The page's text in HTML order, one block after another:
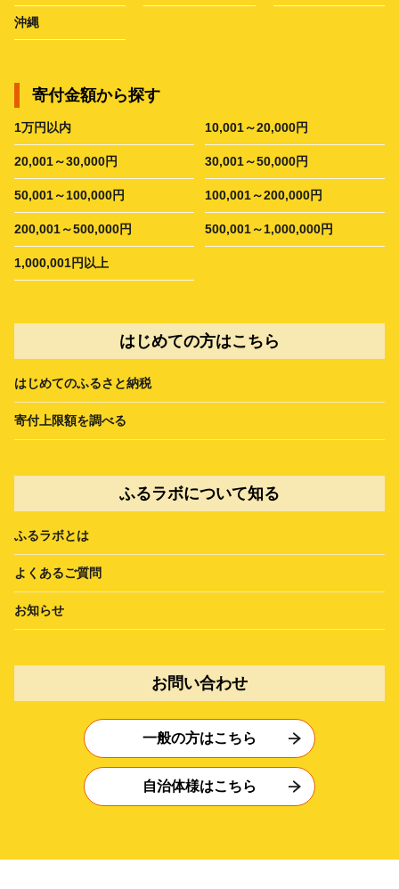
沖縄
寄付金額から探す
1万円以内 10,001～20,000円
20,001～30,000円 30,001～50,000円
50,001～100,000円 100,001～200,000円
200,001～500,000円 500,001～1,000,000円
1,000,001円以上
はじめての方はこちら
はじめてのふるさと納税
寄付上限額を調べる
ふるラボについて知る
ふるラボとは
よくあるご質問
お知らせ
お問い合わせ
一般の方はこちら
自治体様はこちら